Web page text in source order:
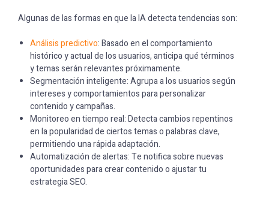
Algunas de las formas en que la IA detecta tendencias son:
Análisis predictivo: Basado en el comportamiento
histórico y actual de los usuarios, anticipa qué términos
y temas serán relevantes próximamente.
Segmentación inteligente: Agrupa a los usuarios según
intereses y comportamientos para personalizar
contenido y campañas.
Monitoreo en tiempo real: Detecta cambios repentinos
en la popularidad de ciertos temas o palabras clave,
permitiendo una rápida adaptación.
Automatización de alertas: Te notifica sobre nuevas
oportunidades para crear contenido o ajustar tu
estrategia SEO.